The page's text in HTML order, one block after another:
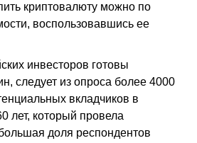
криптовалюту можно по
воспользовавшись ее
инвесторов готовы
следует из опроса более 4000
вкладчиков в
лет, который провела
доля респондентов